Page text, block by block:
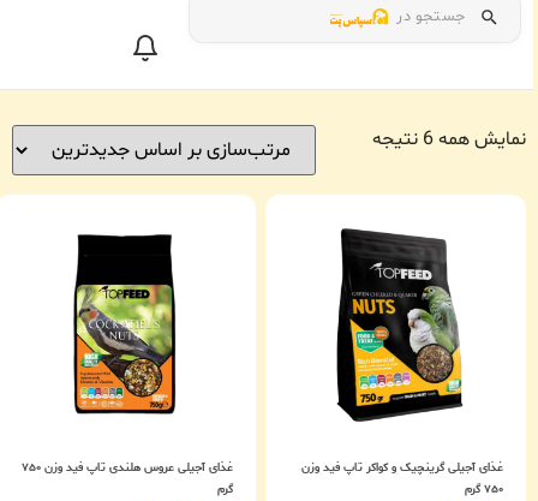
جستجو در
نمایش همه 6 نتیجه
غذای آجیلی گرینچیک و کواکر تاپ فید وزن
۷۵۰ گرم
غذای آجیلی عروس هلندی تاپ فید وزن ۷۵۰
گرم